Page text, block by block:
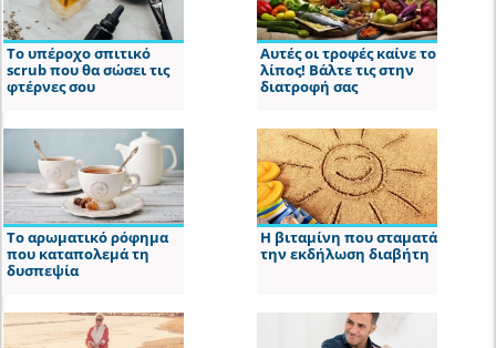
Το υπέροχο σπιτικό
scrub που θα σώσει τις
φτέρνες σου
Αυτές οι τροφές καίνε το
λίπος! Βάλτε τις στην
διατροφή σας
Το αρωματικό ρόφημα
που καταπολεμά τη
δυσπεψία
Η βιταμίνη που σταματά
την εκδήλωση διαβήτη